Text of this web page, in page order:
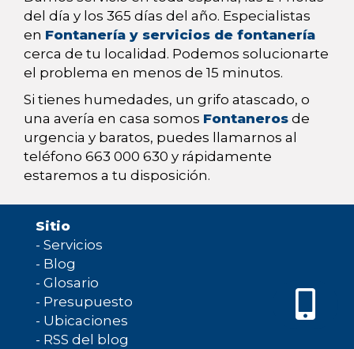
del día y los 365 días del año. Especialistas
en Fontanería y servicios de fontanería
cerca de tu localidad. Podemos solucionarte
el problema en menos de 15 minutos.
Si tienes humedades, un grifo atascado, o
una avería en casa somos Fontaneros de
urgencia y baratos, puedes llamarnos al
teléfono 663 000 630 y rápidamente
estaremos a tu disposición.
Sitio
- Servicios
- Blog
- Glosario
- Presupuesto
- Ubicaciones
- RSS del blog